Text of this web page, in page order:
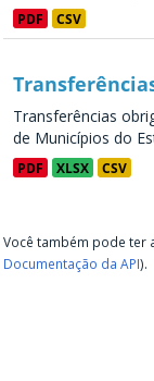
PDF CSV
Transferências
de Municípios do
PDF XLSX CSV
Você também pode ter
Documentação da API).